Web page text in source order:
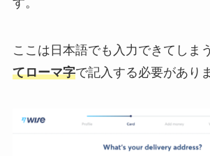
ここは日本語でも入力できてしま
てローマ字で記入する必要があり